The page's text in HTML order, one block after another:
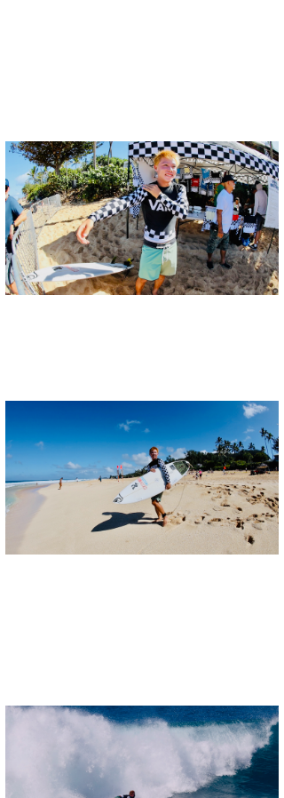
たっちー
ハンマー
まっきー
三輪予報士
小川予報士
唐澤予報士
SancheZ
ゴン
米山予報士
wanda
Romisea